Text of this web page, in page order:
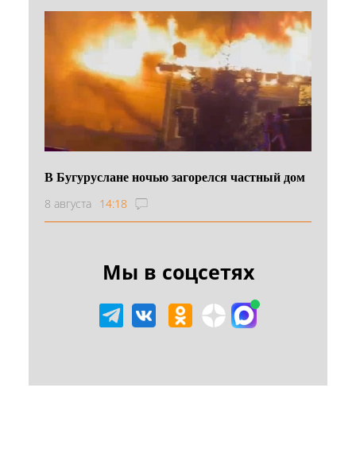
В Бугуруслане ночью загорелся частный дом
8 августа 14:18
Мы в соцсетях